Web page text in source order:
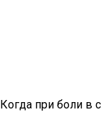
Когда при боли в